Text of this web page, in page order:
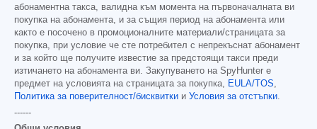
абонаментна такса, валидна към момента на първоначалната ви
покупка на абонамента, и за същия период на абонамента или
както е посочено в промоционалните материали/страницата за
покупка, при условие че сте потребител с непрекъснат абонамент
и за който ще получите известие за предстоящи такси преди
изтичането на абонамента ви. Закупуването на SpyHunter е
предмет на условията на страницата за покупка, EULA/TOS,
Политика за поверителност/бисквитки и Условия за отстъпки.
------